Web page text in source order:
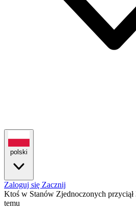
polski
Zaloguj się Zacznij
Ktoś w Stanów Zjednoczonych
temu